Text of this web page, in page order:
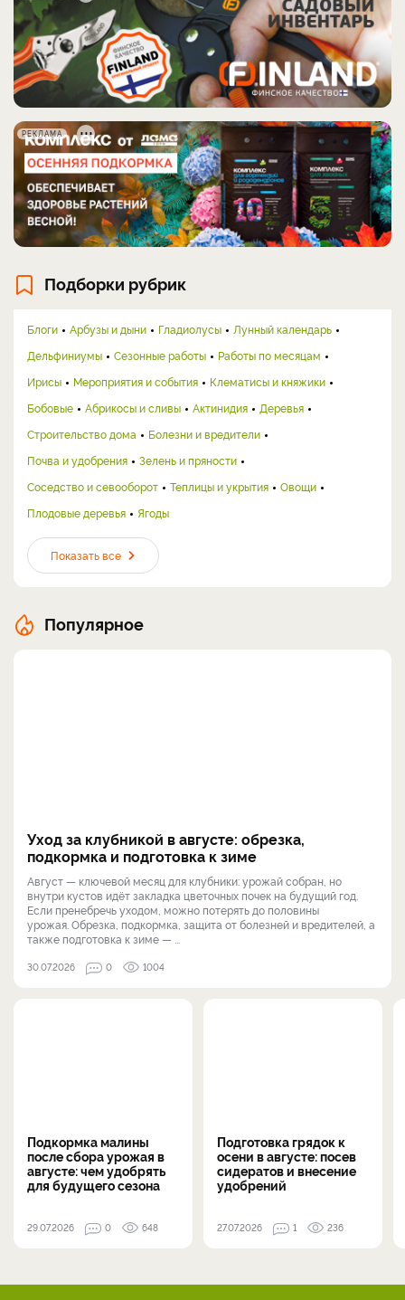
РЕКЛАМА
Подборки рубрик
Блоги Арбузы и дыни Гладиолусы
Лунный календарь
Дельфиниумы
Сезонные работы
Работы по месяцам
Ирисы
Мероприятия и события
Клематисы и княжики
Бобовые
Абрикосы и сливы Актинидия
Деревья
Строительство дома
Болезни и вредители
Почва и удобрения
Зелень и пряности
Соседство и севооборот
Теплицы и укрытия
Овощи
Плодовые деревья
Ягоды
Показать все
Популярное
Уход за клубникой в августе: обрезка,
подкормка и подготовка к зиме
Август — ключевой месяц для клубники: урожай собран, но
внутри кустов идёт закладка цветочных почек на будущий год.
Если пренебречь уходом, можно потерять до половины
урожая. Обрезка, подкормка, защита от болезней и вредителей, а
также подготовка к зиме — ...
30.07.2026 0 1004
Подкормка малины
после сбора урожая в
августе: чем удобрять
для будущего сезона
29.07.2026 0 648
Подготовка грядок к
осени в августе: посев
сидератов и внесение
удобрений
27.07.2026 1 236